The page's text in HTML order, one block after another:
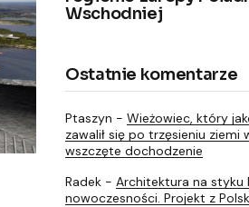
Wschodniej
Ostatnie komentarze
Ptaszyn - Wieżowiec, który
zawalił się po trzęsieniu ziemi
wszczęte dochodzenie
Radek - Architektura na styku
nowoczesności. Projekt z